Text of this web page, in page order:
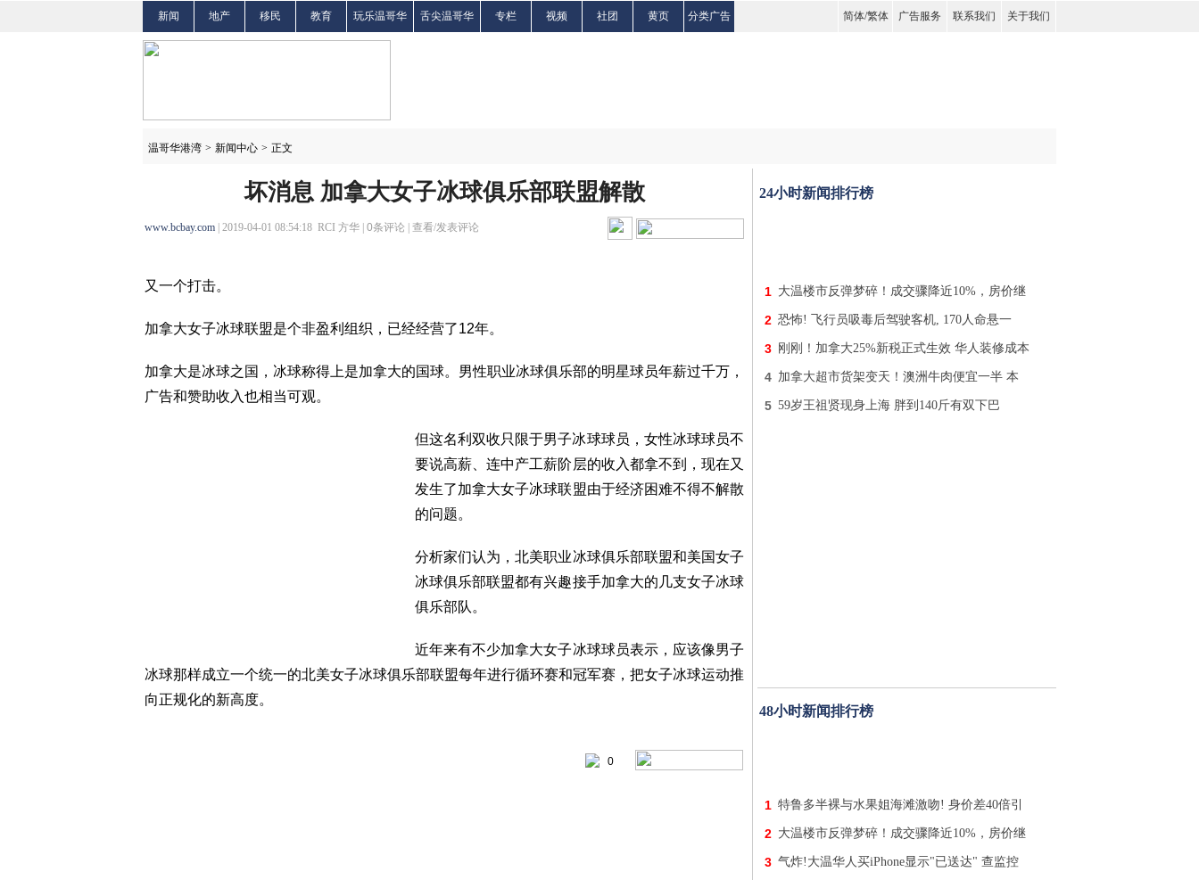
新闻 地产 移民 教育 玩乐温哥华 舌尖温哥华 专栏 视频 社团 黄页 分类广告 简体/繁体 广告服务 联系我们 关于我们
温哥华港湾 > 新闻中心 > 正文
坏消息 加拿大女子冰球俱乐部联盟解散
www.bcbay.com | 2019-04-01 08:54:18 RCI 方华 | 0条评论 | 查看/发表评论
又一个打击。
加拿大女子冰球联盟是个非盈利组织，已经经营了12年。
加拿大是冰球之国，冰球称得上是加拿大的国球。男性职业冰球俱乐部的明星球员年薪过千万，
广告和赞助收入也相当可观。
但这名利双收只限于男子冰球球员，女性冰球球员不
要说高薪、连中产工薪阶层的收入都拿不到，现在又
发生了加拿大女子冰球联盟由于经济困难不得不解散
的问题。
分析家们认为，北美职业冰球俱乐部联盟和美国女子
冰球俱乐部联盟都有兴趣接手加拿大的几支女子冰球
俱乐部队。
近年来有不少加拿大女子冰球球员表示，应该像男子
冰球那样成立一个统一的北美女子冰球俱乐部联盟每年进行循环赛和冠军赛，把女子冰球运动推
向正规化的新高度。
0
24小时新闻排行榜
1 大温楼市反弹梦碎！成交骤降近10%，房价继
2 恐怖! 飞行员吸毒后驾驶客机, 170人命悬一
3 刚刚！加拿大25%新税正式生效 华人装修成本
4 加拿大超市货架变天！澳洲牛肉便宜一半 本
5 59岁王祖贤现身上海 胖到140斤有双下巴
48小时新闻排行榜
1 特鲁多半裸与水果姐海滩激吻! 身价差40倍引
2 大温楼市反弹梦碎！成交骤降近10%，房价继
3 气炸!大温华人买iPhone显示"已送达" 查监控